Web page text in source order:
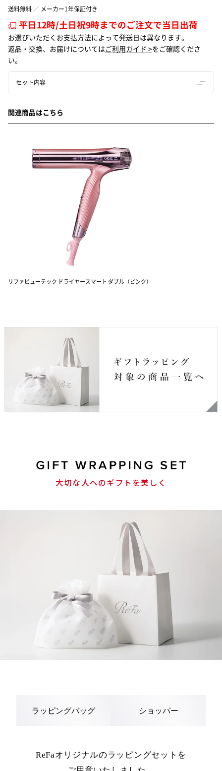
送料無料 メーカー1年保証付き
平日12時/土日祝9時までのご注文で当日出荷
お選びいただくお支払方法によって発送日は異なります。
返品・交換、お届けについては ご利用ガイド >をご確認くださ
い。
セット内容
関連商品はこちら
リファビューテック ドライヤースマート ダブル（ピンク）
大切な人へのギフトを美しく
ラッピングバッグ ショッパー
ReFaオリジナルのラッピングセットを